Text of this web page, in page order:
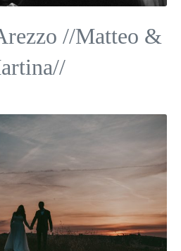
//Matteo &